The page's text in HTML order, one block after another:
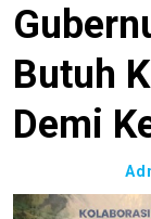
Butuh
Demi